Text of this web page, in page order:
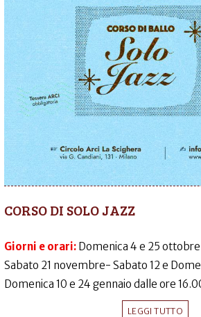
CORSO DI SOLO JAZZ
Giorni e orari: Domenica 4 e 25
Sabato 21 novembre- Sabato 12 e
Domenica 10 e 24 gennaio dalle ore
LEGGI TUTTO